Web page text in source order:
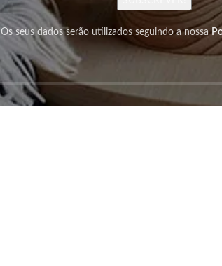
Os seus dados serão utilizados seguindo a nossa